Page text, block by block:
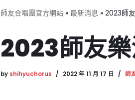
師友合唱團官方網站 » 最新消息 » 2023師
2023師友
by shihyuchorus 2022 年 11 月 17 日 師